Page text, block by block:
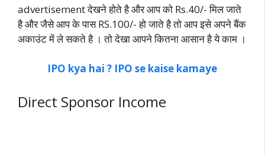
advertisement देखने होते है और आप को Rs.40/- मिल जाते
है और जैसे आप के पास RS.100/- हो जाते है तो आप इसे अपने बैंक
अकाउंट में ले सकते है । तो देखा आपने कितना आसान है ये काम ।
IPO kya hai ? IPO se kaise kamaye
Direct Sponsor Income